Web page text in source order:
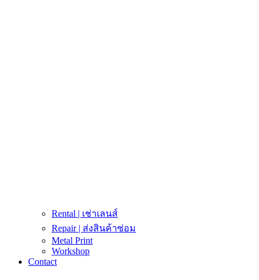
Rental | เช่าเลนส์
Repair | ส่งสินค้าซ่อม
Metal Print
Workshop
Contact